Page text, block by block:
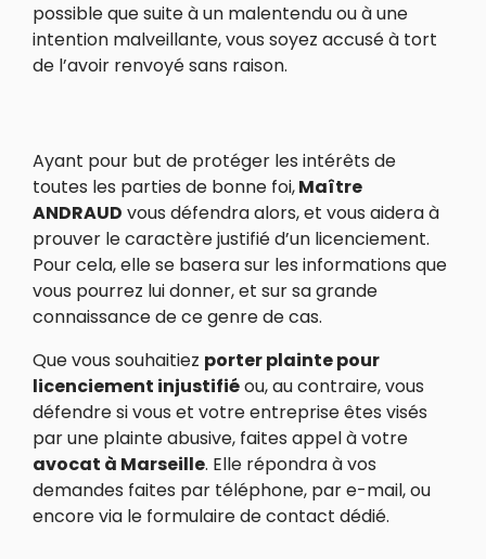
possible que suite à un malentendu ou à une
intention malveillante, vous soyez accusé à tort
de l’avoir renvoyé sans raison.
Ayant pour but de protéger les intérêts de
toutes les parties de bonne foi,Maître
ANDRAUD vous défendra alors, et vous aidera à
prouver le caractère justifié d’un licenciement.
Pour cela, elle se basera sur les informations que
vous pourrez lui donner, et sur sa grande
connaissance de ce genre de cas.
Que vous souhaitiez porter plainte pour
licenciement injustifiéou, au contraire, vous
défendre si vous et votre entreprise êtes visés
par une plainte abusive, faites appel à votre
avocat à Marseille. Elle répondra à vos
demandes faites par téléphone, par e-mail, ou
encore via le formulaire de contact dédié.